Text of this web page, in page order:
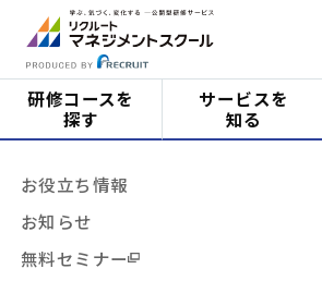
階層・役割
研修コースを
探す
対象者
ビジネススキル
テーマ別
サービスを
知る
はじめての方へ
サービスの特長
ご利用の流れ
お役立ち情報
お知らせ
無料セミナー
リクルートマネジメントスクールTOP
編）(207)